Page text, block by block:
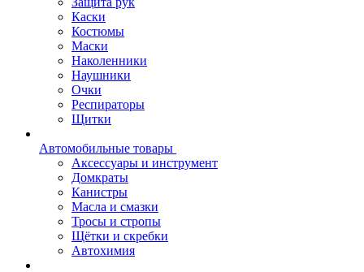
Каски
Костюмы
Маски
Наколенники
Наушники
Очки
Респираторы
Щитки
Автомобильные товары
Аксессуары и инструмент
Домкраты
Канистры
Масла и смазки
Тросы и стропы
Щётки и скребки
Автохимия